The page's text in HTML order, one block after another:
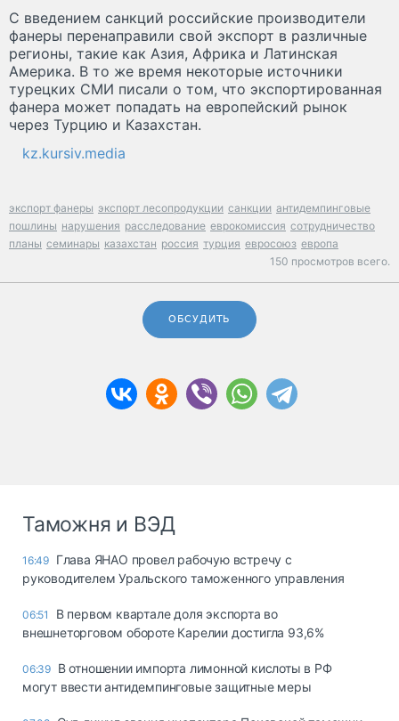
С введением санкций российские производители
фанеры перенаправили свой экспорт в различные
регионы, такие как Азия, Африка и Латинская
Америка. В то же время некоторые источники
турецких СМИ писали о том, что экспортированная
фанера может попадать на европейский рынок
через Турцию и Казахстан.
kz.kursiv.media
экспорт фанеры экспорт лесопродукции санкции антидемпинговые
пошлины нарушения расследование еврокомиссия сотрудничество
планы семинары казахстан россия турция евросоюз европа
150 просмотров всего.
ОБСУДИТЬ
Таможня и ВЭД
16:49 Глава ЯНАО провел рабочую встречу с
руководителем Уральского таможенного управления
06:51
В первом квартале доля экспорта во
внешнеторговом обороте Карелии достигла 93,6%
06:39 В отношении импорта лимонной кислоты в РФ
могут ввести антидемпинговые защитные меры